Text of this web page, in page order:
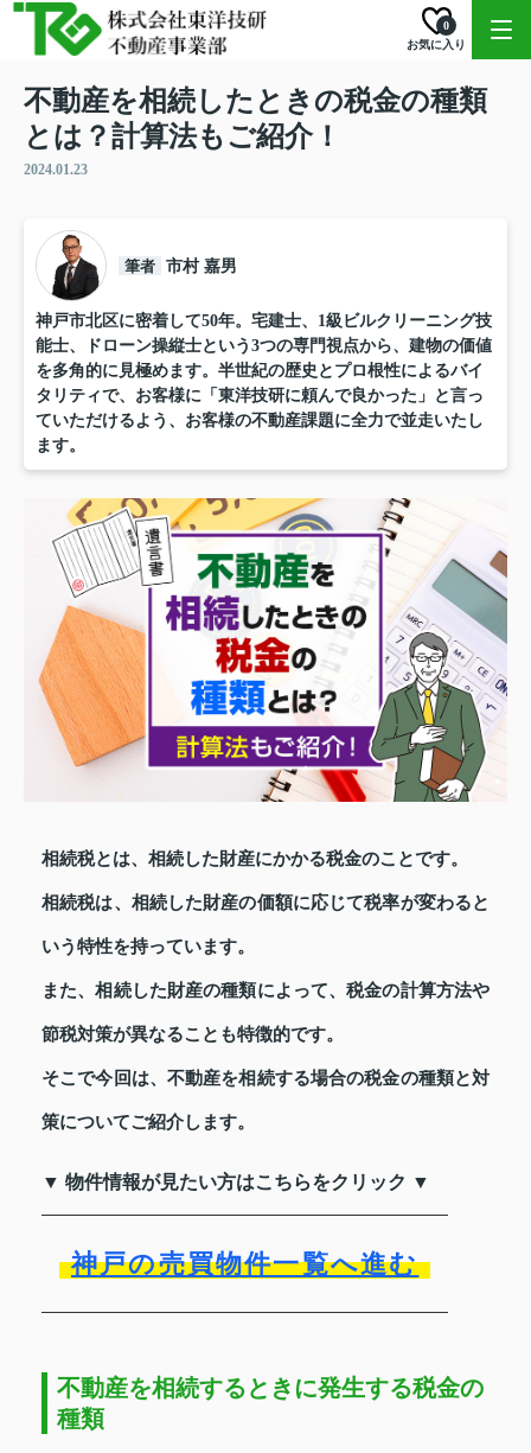
お気に入り
0
不動産を相続したときの税金の種類
とは？計算法もご紹介！
2024.01.23
筆者 市村 嘉男
神戸市北区に密着して50年。宅建士、1級ビルクリーニング技
能士、ドローン操縦士という3つの専門視点から、建物の価値
を多角的に見極めます。半世紀の歴史とプロ根性によるバイ
タリティで、お客様に「東洋技研に頼んで良かった」と言っ
ていただけるよう、お客様の不動産課題に全力で並走いたし
ます。
相続税とは、相続した財産にかかる税金のことです。
相続税は、相続した財産の価額に応じて税率が変わると
いう特性を持っています。
また、相続した財産の種類によって、税金の計算方法や
節税対策が異なることも特徴的です。
そこで今回は、不動産を相続する場合の税金の種類と対
策についてご紹介します。
▼ 物件情報が見たい方はこちらをクリック ▼
神戸の売買物件一覧へ進む
不動産を相続するときに発生する税金の
種類